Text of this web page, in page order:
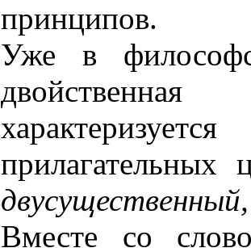
принципов.
Уже в
прилагательных
Вместе со